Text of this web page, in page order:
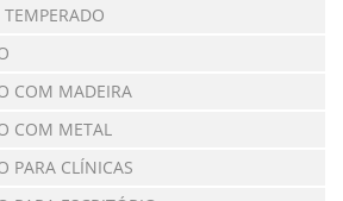
COM MADEIRA
COM METAL
PARA CLÍNICAS